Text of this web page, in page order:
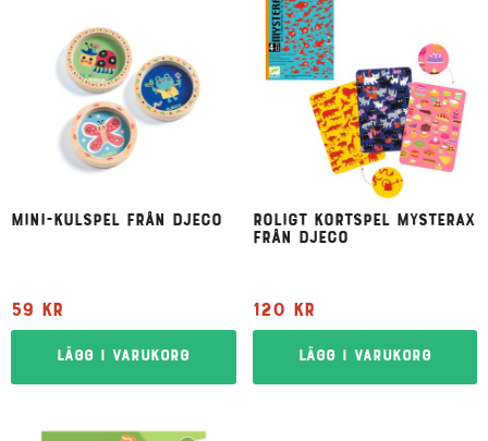
Mini-kulspel från Djeco
59 kr
Lägg i varukorg
Roligt kortspel Mysterax
från Djeco
120 kr
Lägg i varukorg